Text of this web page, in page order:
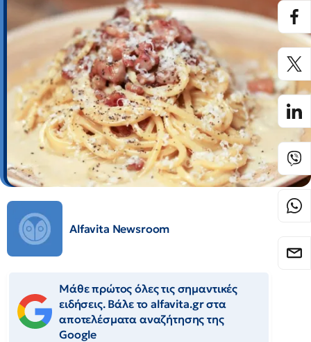
Alfavita Newsroom
Μάθε πρώτος όλες τις σημαντικές
ειδήσεις. Βάλε το alfavita.gr στα
αποτελέσματα αναζήτησης της
Google